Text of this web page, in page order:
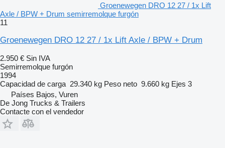
Groenewegen DRO 12 27 / 1x Lift
Axle / BPW + Drum semirremolque furgón
11
Groenewegen DRO 12 27 / 1x Lift Axle / BPW + Drum
2.950 € Sin IVA
Semirremolque furgón
1994
Capacidad de carga 29.340 kg Peso neto 9.660 kg Ejes 3
Países Bajos, Vuren
De Jong Trucks & Trailers
Contacte con el vendedor